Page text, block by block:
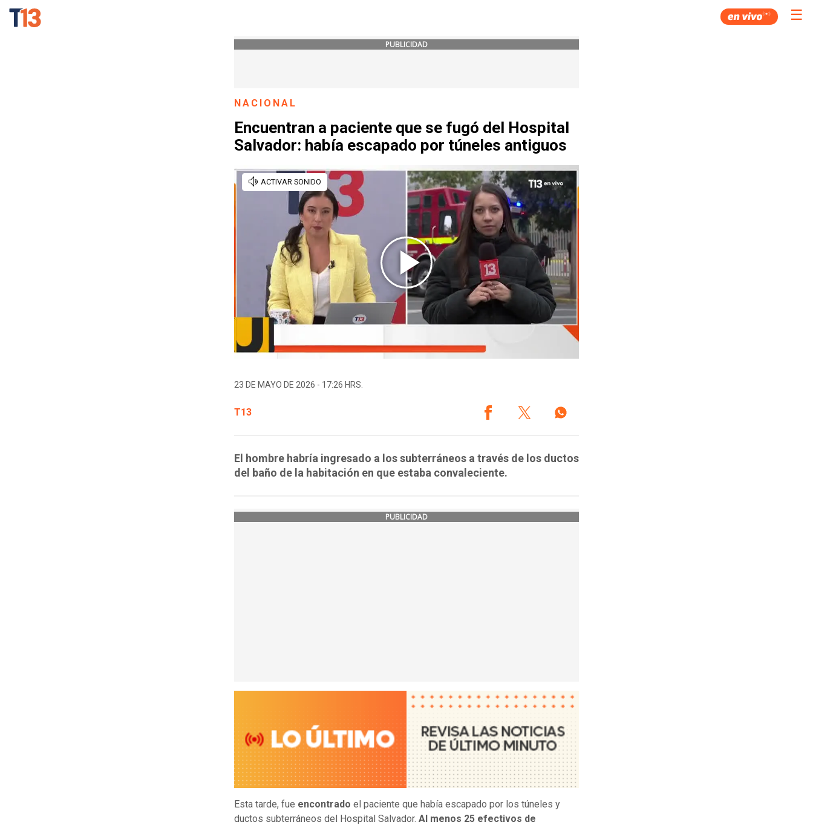
☰
PUBLICIDAD
NACIONAL
Encuentran a paciente que se fugó del Hospital
Salvador: había escapado por túneles antiguos
23 DE MAYO DE 2026 - 17:26 HRS.
T13
El hombre habría ingresado a los subterráneos a través de los ductos
del baño de la habitación en que estaba convaleciente.
PUBLICIDAD
Esta tarde, fue encontrado el paciente que había escapado por los túneles y
ductos subterráneos del Hospital Salvador. Al menos 25 efectivos de